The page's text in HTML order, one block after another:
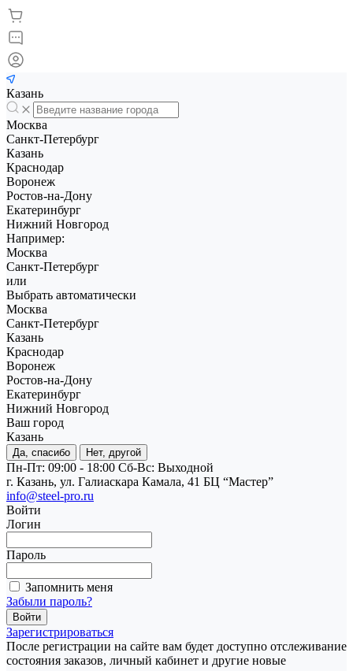
Казань
Москва
Санкт-Петербург
Казань
Краснодар
Воронеж
Ростов-на-Дону
Екатеринбург
Нижний Новгород
Например:
Москва
Санкт-Петербург
или
Выбрать автоматически
Москва
Санкт-Петербург
Казань
Краснодар
Воронеж
Ростов-на-Дону
Екатеринбург
Нижний Новгород
Ваш город
Казань
Да, спасибо Нет, другой
Пн-Пт: 09:00 - 18:00 Cб-Вс: Выходной
г. Казань, ул. Галиаскара Камала, 41 БЦ “Мастер”
info@steel-pro.ru
Войти
Логин
Пароль
Запомнить меня
Забыли пароль?
Зарегистрироваться
После регистрации на сайте вам будет доступно отслеживание
состояния заказов, личный кабинет и другие новые